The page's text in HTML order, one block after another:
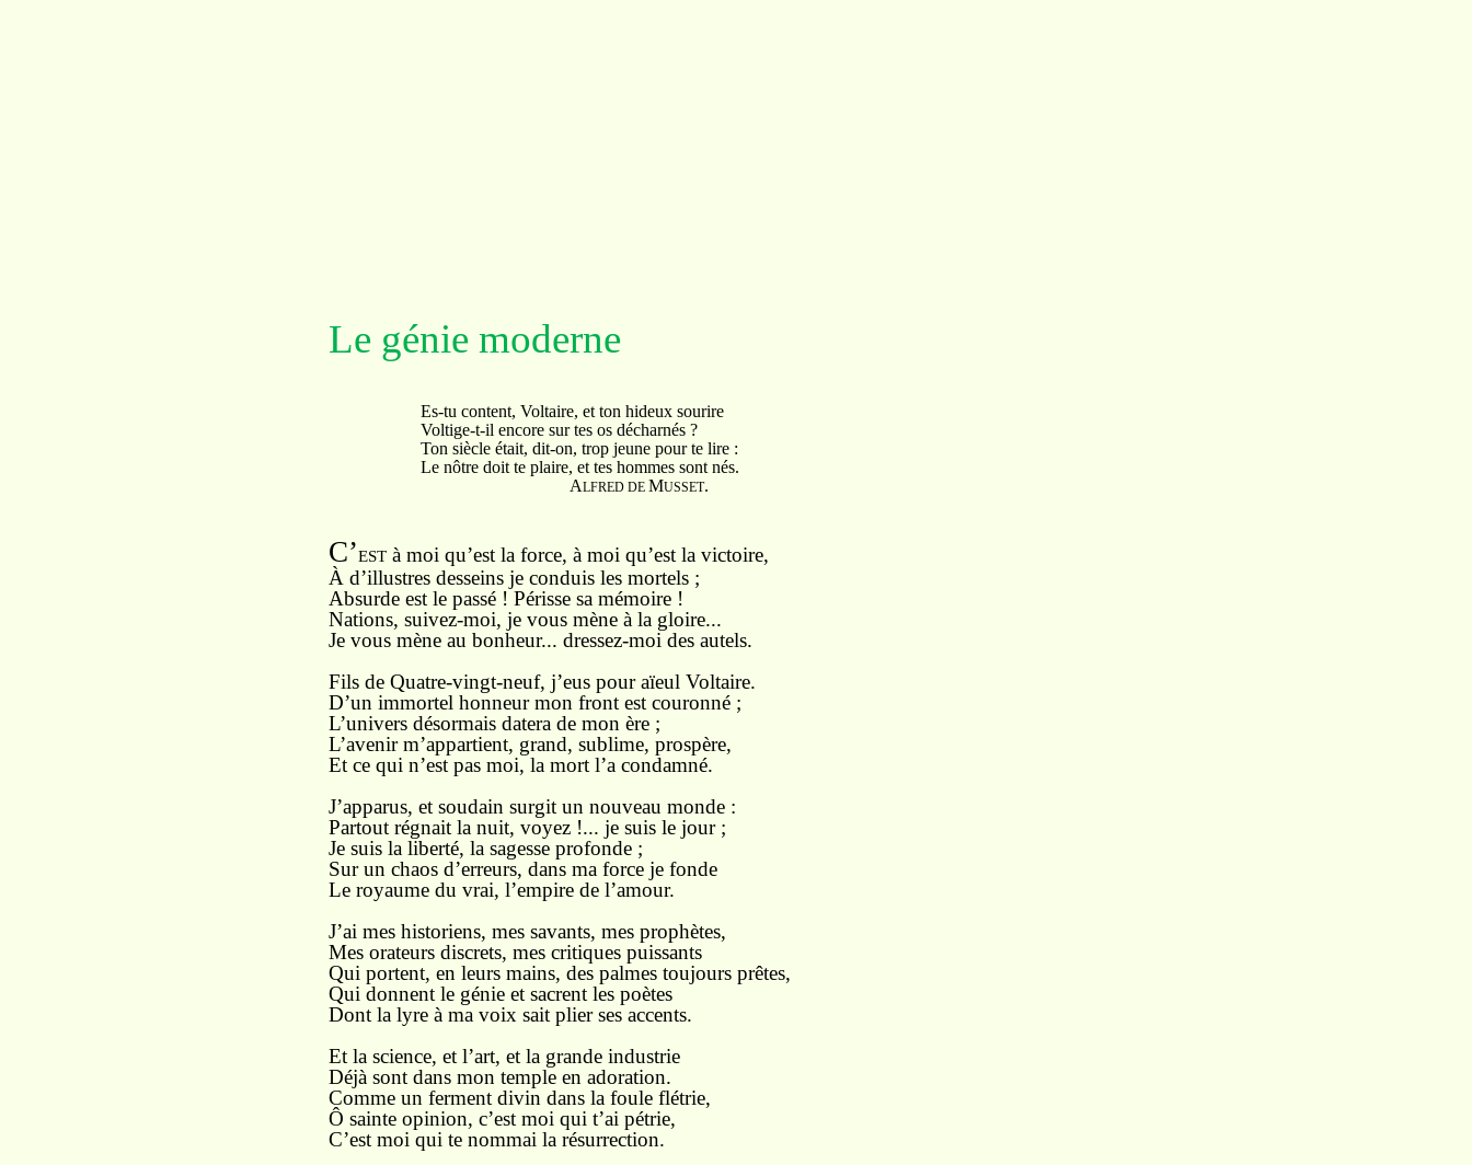
Le génie moderne
Es-tu content, Voltaire, et ton hideux sourire
Voltige-t-il encore sur tes os décharnés ?
Ton siècle était, dit-on, trop jeune pour te lire :
Le nôtre doit te plaire, et tes hommes sont nés.
ALFRED DE MUSSET.
C’EST à moi qu’est la force, à moi qu’est la victoire,
À d’illustres desseins je conduis les mortels ;
Absurde est le passé ! Périsse sa mémoire !
Nations, suivez-moi, je vous mène à la gloire...
Je vous mène au bonheur... dressez-moi des autels.
Fils de Quatre-vingt-neuf, j’eus pour aïeul Voltaire.
D’un immortel honneur mon front est couronné ;
L’univers désormais datera de mon ère ;
L’avenir m’appartient, grand, sublime, prospère,
Et ce qui n’est pas moi, la mort l’a condamné.
J’apparus, et soudain surgit un nouveau monde :
Partout régnait la nuit, voyez !... je suis le jour ;
Je suis la liberté, la sagesse profonde ;
Sur un chaos d’erreurs, dans ma force je fonde
Le royaume du vrai, l’empire de l’amour.
J’ai mes historiens, mes savants, mes prophètes,
Mes orateurs discrets, mes critiques puissants
Qui portent, en leurs mains, des palmes toujours prêtes,
Qui donnent le génie et sacrent les poètes
Dont la lyre à ma voix sait plier ses accents.
Et la science, et l’art, et la grande industrie
Déjà sont dans mon temple en adoration.
Comme un ferment divin dans la foule flétrie,
Ô sainte opinion, c’est moi qui t’ai pétrie,
C’est moi qui te nommai la résurrection.